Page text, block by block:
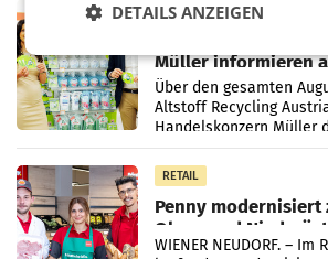
RETAIL
Müller informieren
Kreislauffähigkeit
Über den gesamten
Altstoff Recycling
Handelskonzern Müller
„Kreislauf-Helden“ in
Müller-Filialen
RETAIL
Penny modernisiert
Ober- und
WIENER NEUDORF. –
DETAILS ANZEIGEN